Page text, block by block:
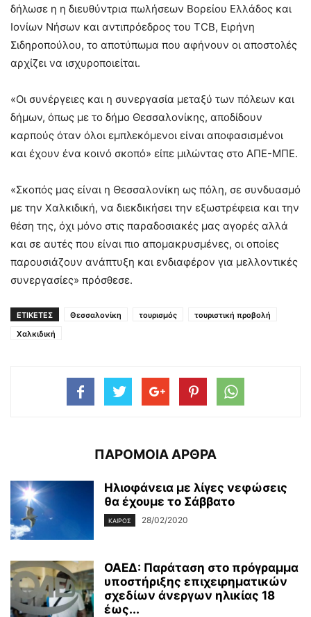
δήλωσε η η διευθύντρια πωλήσεων Βορείου Ελλάδος και
Ιονίων Νήσων και αντιπρόεδρος του TCB, Ειρήνη
Σιδηροπούλου, το αποτύπωμα που αφήνουν οι αποστολές
αρχίζει να ισχυροποιείται.
«Οι συνέργειες και η συνεργασία μεταξύ των πόλεων και
δήμων, όπως με το δήμο Θεσσαλονίκης, αποδίδουν
καρπούς όταν όλοι εμπλεκόμενοι είναι αποφασισμένοι
και έχουν ένα κοινό σκοπό» είπε μιλώντας στο ΑΠΕ-ΜΠΕ.
«Σκοπός μας είναι η Θεσσαλονίκη ως πόλη, σε συνδυασμό
με την Χαλκιδική, να διεκδικήσει την εξωστρέφεια και την
θέση της, όχι μόνο στις παραδοσιακές μας αγορές αλλά
και σε αυτές που είναι πιο απομακρυσμένες, οι οποίες
παρουσιάζουν ανάπτυξη και ενδιαφέρον για μελλοντικές
συνεργασίες» πρόσθεσε.
ΕΤΙΚΕΤΕΣ Θεσσαλονίκη τουρισμός
τουριστική προβολή
Χαλκιδική
ΠΑΡΟΜΟΙΑ ΑΡΘΡΑ
Ηλιοφάνεια με λίγες νεφώσεις
θα έχουμε το Σάββατο
ΚΑΙΡΌΣ 28/02/2020
ΟΑΕΔ: Παράταση στο πρόγραμμα
υποστήριξης επιχειρηματικών
σχεδίων άνεργων ηλικίας 18
έως...